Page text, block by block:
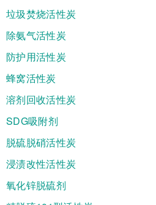
垃圾焚烧活性炭
除氨气活性炭
防护用活性炭
蜂窝活性炭
溶剂回收活性炭
SDG吸附剂
脱硫脱硝活性炭
浸渍改性活性炭
氧化锌脱硫剂